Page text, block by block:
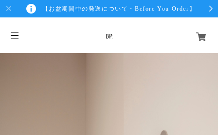
【お盆期間中の発送について・Before You Order】